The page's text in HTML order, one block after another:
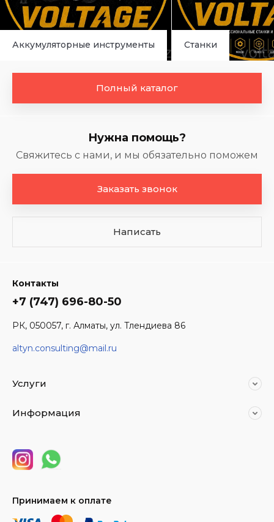
Аккумуляторные инструменты Станки
Полный каталог
Нужна помощь?
Свяжитесь с нами, и мы обязательно поможем
Заказать звонок
Написать
Контакты
+7 (747) 696-80-50
РК, 050057, г. Алматы, ул. Тлендиева 86
altyn.consulting@mail.ru
Услуги
Информация
Принимаем к оплате